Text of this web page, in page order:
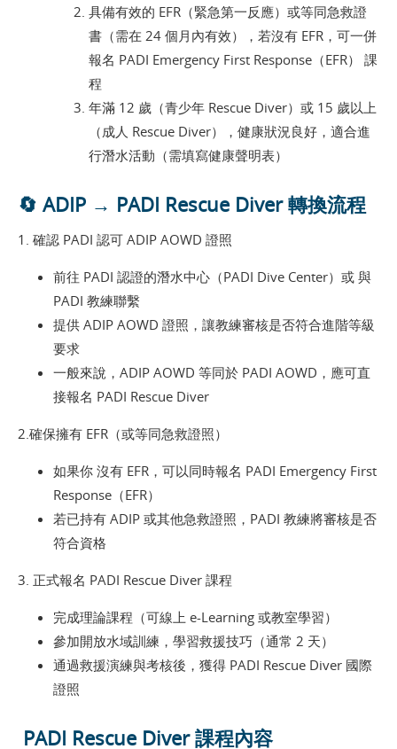
具備有效的 EFR（緊急第一反應）或等同急救證
書（需在 24 個月內有效），若沒有 EFR，可一併
報名 PADI Emergency First Response（EFR） 課
程
年滿 12 歲（青少年 Rescue Diver）或 15 歲以上
（成人 Rescue Diver），健康狀況良好，適合進
行潛水活動（需填寫健康聲明表）
🔄 ADIP → PADI Rescue Diver 轉換流程
1. 確認 PADI 認可 ADIP AOWD 證照
前往 PADI 認證的潛水中心（PADI Dive Center）或 與
PADI 教練聯繫
提供 ADIP AOWD 證照，讓教練審核是否符合進階等級
要求
一般來說，ADIP AOWD 等同於 PADI AOWD，應可直
接報名 PADI Rescue Diver
2.確保擁有 EFR（或等同急救證照）
如果你 沒有 EFR，可以同時報名 PADI Emergency First
Response（EFR）
若已持有 ADIP 或其他急救證照，PADI 教練將審核是否
符合資格
3. 正式報名 PADI Rescue Diver 課程
完成理論課程（可線上 e-Learning 或教室學習）
參加開放水域訓練，學習救援技巧（通常 2 天）
通過救援演練與考核後，獲得 PADI Rescue Diver 國際
證照
PADI Rescue Diver 課程內容